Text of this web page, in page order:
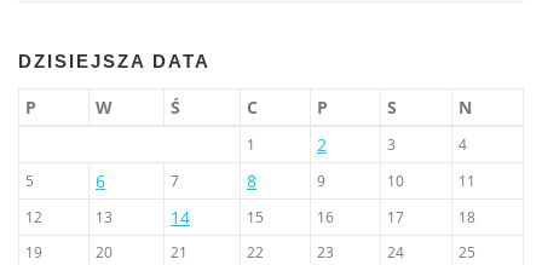
DZISIEJSZA DATA
P W Ś C P S N
1 2 3
4
5
6 7 8 9 10
11
12
13 14 15 16 17
18
19
20 21 22 23 24
25